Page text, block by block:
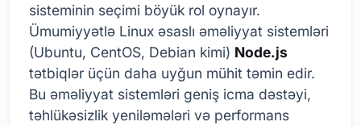
sisteminin seçimi böyük rol oynayır.
Ümumiyyətlə Linux əsaslı əməliyyat sistemləri
(Ubuntu, CentOS, Debian kimi) Node.js
tətbiqlər üçün daha uyğun mühit təmin edir.
Bu əməliyyat sistemləri geniş icma dəstəyi,
təhlükəsizlik yeniləmələri və performans